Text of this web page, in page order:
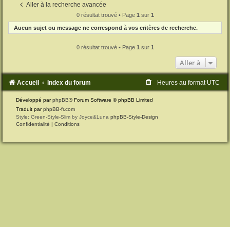
Aller à la recherche avancée
0 résultat trouvé • Page 1 sur 1
Aucun sujet ou message ne correspond à vos critères de recherche.
0 résultat trouvé • Page 1 sur 1
Aller à
Accueil Index du forum Heures au format UTC
Développé parphpBB® Forum Software © phpBB Limited
Traduit parphpBB-fr.com
Style: Green-Style-Slim by Joyce&Luna phpBB-Style-Design
Confidentialité | Conditions